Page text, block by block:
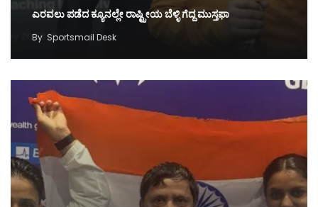
ಎರವಲು ಪಡೆದ ಕ್ಯೂನಲ್ಲೇ ರಾಷ್ಟ್ರೀಯ ಬೆಳ್ಳಿ ಗೆದ್ದ ಮುಸ್ತಫಾ
By Sportsmail Desk